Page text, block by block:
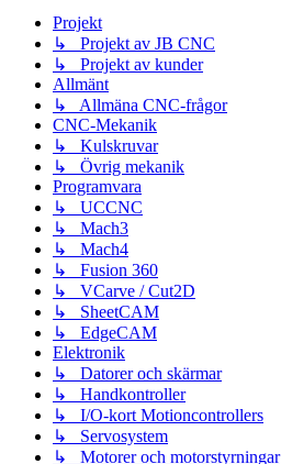
Projekt
↳ Projekt av JB CNC
↳ Projekt av kunder
Allmänt
↳ Allmäna CNC-frågor
CNC-Mekanik
↳ Kulskruvar
↳ Övrig mekanik
Programvara
↳ UCCNC
↳ Mach3
↳ Mach4
↳ Fusion 360
↳ VCarve / Cut2D
↳ SheetCAM
↳ EdgeCAM
Elektronik
↳ Datorer och skärmar
↳ Handkontroller
↳ I/O-kort Motioncontrollers
↳ Servosystem
↳ Motorer och motorstyrningar